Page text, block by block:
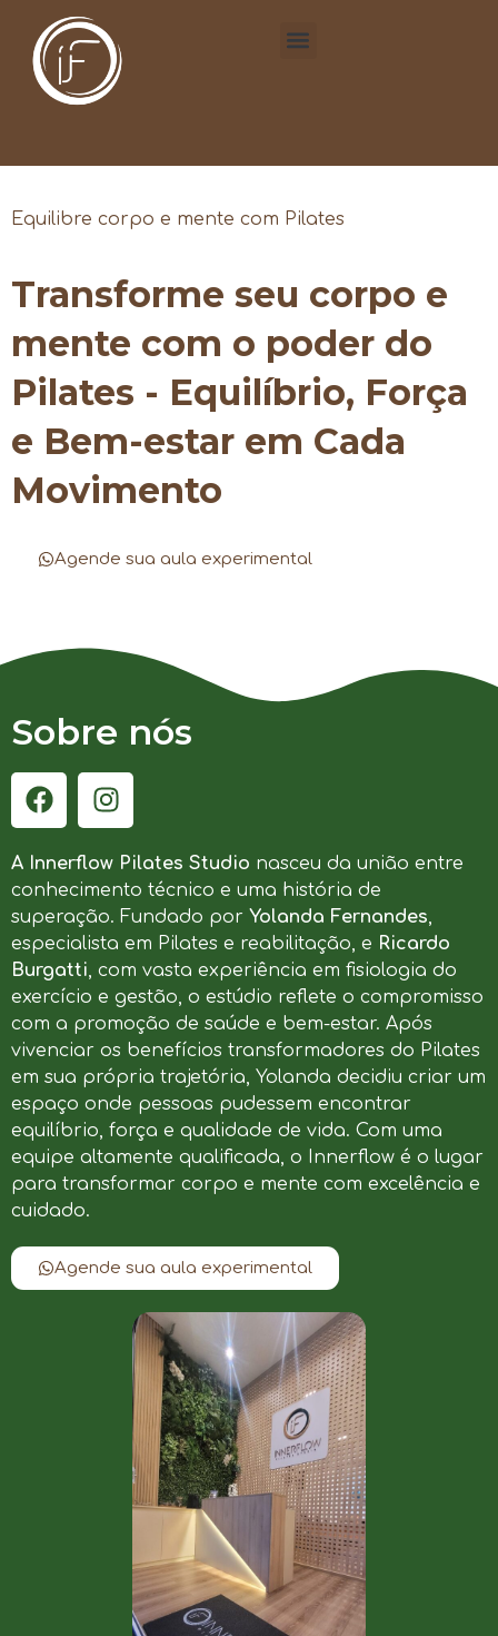
Equilibre corpo e mente com Pilates
Transforme seu corpo e
mente com o poder do
Pilates - Equilíbrio, Força
e Bem-estar em Cada
Movimento
Agende sua aula experimental
Sobre nós
A Innerflow Pilates Studio nasceu da união entre
conhecimento técnico e uma história de
superação. Fundado por Yolanda Fernandes,
especialista em Pilates e reabilitação, e Ricardo
Burgatti, com vasta experiência em fisiologia do
exercício e gestão, o estúdio reflete o compromisso
com a promoção de saúde e bem-estar. Após
vivenciar os benefícios transformadores do Pilates
em sua própria trajetória, Yolanda decidiu criar um
espaço onde pessoas pudessem encontrar
equilíbrio, força e qualidade de vida. Com uma
equipe altamente qualificada, o Innerflow é o lugar
para transformar corpo e mente com excelência e
cuidado.
Agende sua aula experimental